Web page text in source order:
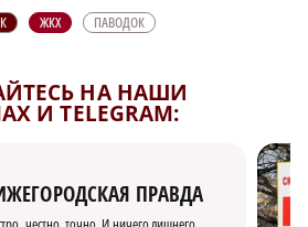
ЖКХ ПАВОДОК
НА НАШИ
И TELEGRAM:
ПРАВДА